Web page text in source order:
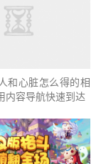
和心脏怎么得的相
内容导航快速到达